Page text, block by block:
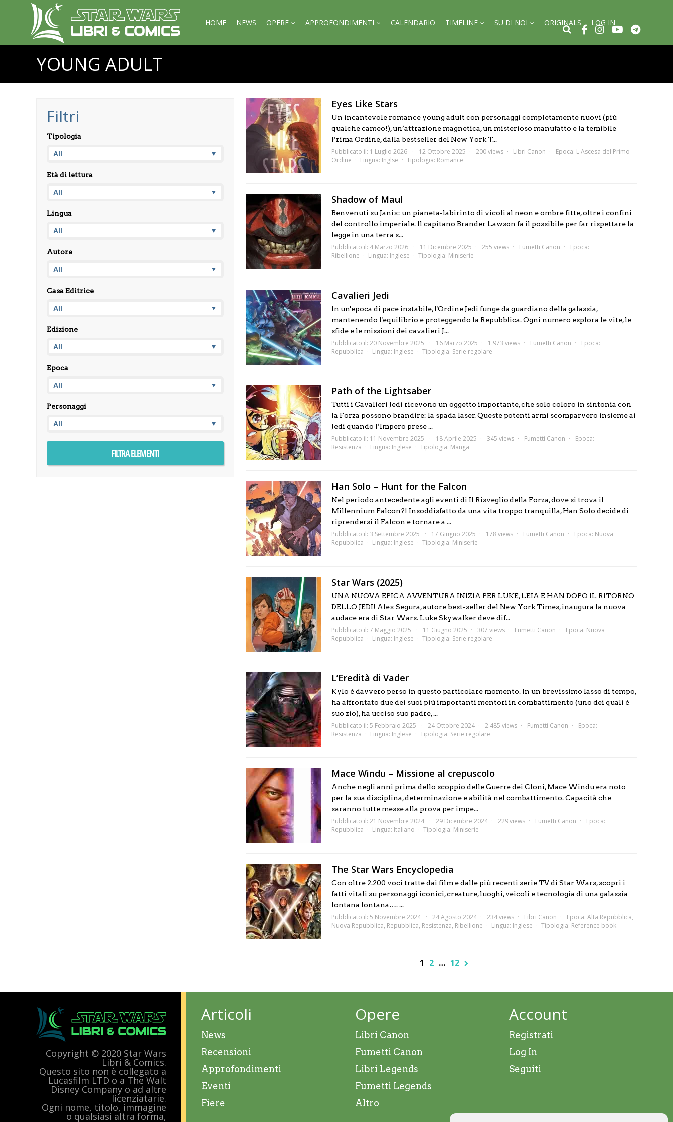
HOME NEWS OPERE APPROFONDIMENTI CALENDARIO TIMELINE SU DI NOI ORIGINALS LOG IN
YOUNG ADULT
Eyes Like Stars
Un incantevole romance young adult con personaggi completamente nuovi (più
qualche cameo!), un’attrazione magnetica, un misterioso manufatto e la temibile
Prima Ordine, dalla bestseller del New York T...
Pubblicato il: 1 Luglio 2026 12 Ottobre 2025 200 views Libri Canon Epoca: L'Ascesa del Primo
Ordine
Lingua: Inglse Tipologia: Romance
Shadow of Maul
Benvenuti su Janix: un pianeta-labirinto di vicoli al neon e ombre fitte, oltre i confini
del controllo imperiale. Il capitano Brander Lawson fa il possibile per far rispettare la
legge in una terra s...
Pubblicato il: 4 Marzo 2026 11 Dicembre 2025 255 views Fumetti Canon
Epoca:
Ribellione
Lingua: Inglese Tipologia: Miniserie
Cavalieri Jedi
In un'epoca di pace instabile, l'Ordine Jedi funge da guardiano della galassia,
mantenendo l'equilibrio e proteggendo la Repubblica. Ogni numero esplora le vite, le
sfide e le missioni dei cavalieri J...
Pubblicato il: 20 Novembre 2025 16 Marzo 2025 1.973 views Fumetti Canon
Epoca:
Repubblica
Lingua: Inglese Tipologia: Serie regolare
Path of the Lightsaber
Tutti i Cavalieri Jedi ricevono un oggetto importante, che solo coloro in sintonia con
la Forza possono brandire: la spada laser. Queste potenti armi scomparvero insieme ai
Jedi quando l’Impero prese ...
Pubblicato il: 11 Novembre 2025 18 Aprile 2025 345 views Fumetti Canon
Epoca:
Resistenza
Lingua: Inglese Tipologia: Manga
Han Solo – Hunt for the Falcon
Nel periodo antecedente agli eventi di Il Risveglio della Forza, dove si trova il
Millennium Falcon?! Insoddisfatto da una vita troppo tranquilla, Han Solo decide di
riprendersi il Falcon e tornare a ...
Pubblicato il: 3 Settembre 2025 17 Giugno 2025 178 views Fumetti Canon Epoca: Nuova
Repubblica
Lingua: Inglese Tipologia: Miniserie
Star Wars (2025)
UNA NUOVA EPICA AVVENTURA INIZIA PER LUKE, LEIA E HAN DOPO IL RITORNO
DELLO JEDI! Alex Segura, autore best-seller del New York Times, inaugura la nuova
audace era di Star Wars. Luke Skywalker deve dif...
Pubblicato il: 7 Maggio 2025 11 Giugno 2025 307 views Fumetti Canon Epoca: Nuova
Repubblica
Lingua: Inglese Tipologia: Serie regolare
L’Eredità di Vader
Kylo è davvero perso in questo particolare momento. In un brevissimo lasso di tempo,
ha affrontato due dei suoi più importanti mentori in combattimento (uno dei quali è
suo zio), ha ucciso suo padre, ...
Pubblicato il: 5 Febbraio 2025 24 Ottobre 2024 2.485 views Fumetti Canon
Epoca:
Resistenza
Lingua: Inglese Tipologia: Serie regolare
Mace Windu – Missione al crepuscolo
Anche negli anni prima dello scoppio delle Guerre dei Cloni, Mace Windu era noto
per la sua disciplina, determinazione e abilità nel combattimento. Capacità che
saranno tutte messe alla prova per impe...
Pubblicato il: 21 Novembre 2024 29 Dicembre 2024 229 views Fumetti Canon
Epoca:
Repubblica
Lingua: Italiano Tipologia: Miniserie
The Star Wars Encyclopedia
Con oltre 2.200 voci tratte dai film e dalle più recenti serie TV di Star Wars, scopri i
fatti vitali su personaggi iconici, creature, luoghi, veicoli e tecnologia di una galassia
lontana lontana…. ...
Pubblicato il: 5 Novembre 2024 24 Agosto 2024 234 views Libri Canon Epoca: Alta Repubblica,
Nuova Repubblica, Repubblica, Resistenza, Ribellione Lingua: Inglese Tipologia: Reference book
1 2 … 12
Filtri
Tipologia
Età di lettura
Lingua
Autore
Casa Editrice
Edizione
Epoca
Personaggi
Copyright © 2020 Star Wars
Libri & Comics.
Questo sito non è collegato a
Lucasfilm LTD o a The Walt
Disney Company o ad altre
licenziatarie.
Ogni nome, titolo, immagine
o qualsiasi altra forma,
Articoli
News
Recensioni
Approfondimenti
Eventi
Fiere
Opere
Libri Canon
Fumetti Canon
Libri Legends
Fumetti Legends
Altro
Account
Registrati
Log In
Seguiti